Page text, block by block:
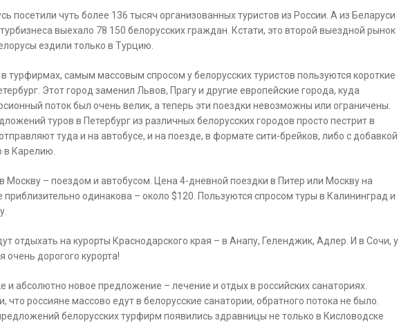
посетили чуть более 136 тысяч организованных туристов из России. А из Беларуси
выехало 78 150 белорусских граждан. Кстати, это второй выездной рынок
ездили только в Турцию.
турфирмах, самым массовым спросом у белорусских туристов пользуются короткие
Этот город заменил Львов, Прагу и другие европейские города, куда
поток был очень велик, а теперь эти поездки невозможны или ограничены.
туров в Петербург из различных белорусских городов просто пестрит в
туда и на автобусе, и на поезде, в формате сити-брейков, либо с добавкой
в Карелию.
Москву – поездом и автобусом. Цена 4-дневной поездки в Питер или Москву на
приблизительно одинакова – около $120. Пользуются спросом туры в Калининград и
отдыхать на курорты Краснодарского края – в Анапу, Геленджик, Адлер. И в Сочи, у
очень дорогого курорта!
и абсолютно новое предложение – лечение и отдых в российских санаториях.
что россияне массово едут в белорусские санатории, обратного потока не было.
белорусских турфирм появились здравницы не только в Кисловодске